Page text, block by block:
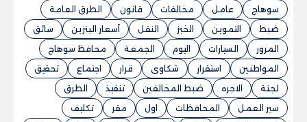
سوهاج عامل مخالفات قانون
الطرق العامة
ضبط
التموين الخبز النقل أسعار البنزين
سائق
المرور
السيارات اليوم الجمعة
محافظ سوهاج
المواطنين
استقرار شكاوى قرار اجتماع
تحقيق
لجنة
الاجره ضبط المخالفين تنفيذ
الطرق
سير العمل
المحافظات اول مقر
تكليف